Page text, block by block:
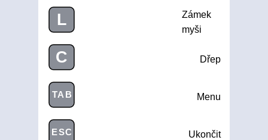
L
Zámek
myši
C Dřep
TAB Menu
ESC Ukončit